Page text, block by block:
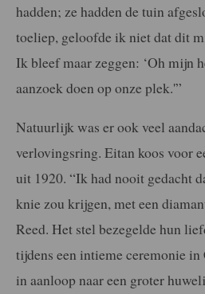
hadden; ze hadden de tuin
toeliep, geloofde ik niet dat dit
Ik bleef maar zeggen: ‘Oh mijn
aanzoek doen op onze plek.'”
Natuurlijk was er ook veel
verlovingsring. Eitan koos voor
uit 1920. “Ik had nooit gedacht
knie zou krijgen, met een
Reed. Het stel bezegelde hun
tijdens een intieme ceremonie
in aanloop naar een groter